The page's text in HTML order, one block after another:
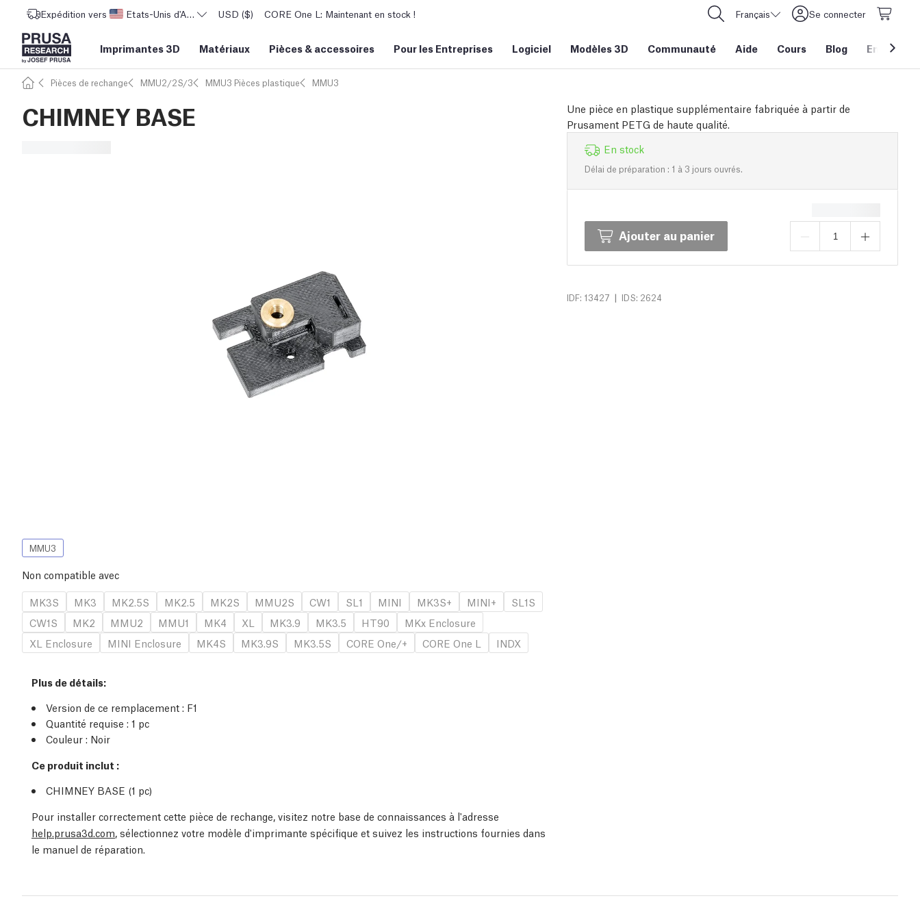
Expédition vers Etats-Unis d'AmériqueUSD ($) CORE One L: Maintenant en stock ! Français Se connecter
Imprimantes 3D Matériaux Pièces & accessoires Pour les Entreprises Logiciel Modèles 3D Communauté Aide Cours Blog Entreprise
Pièces de rechange MMU2/2S/3 MMU3 Pièces plastique MMU3
CHIMNEY BASE
Une pièce en plastique supplémentaire fabriquée à partir de
Prusament PETG de haute qualité.
En stock
Délai de préparation : 1 à 3 jours ouvrés.
Ajouter au panier
IDF: 13427 | IDS: 2624
MMU3
Non compatible avec
MK3S
MK3 MK2.5S MK2.5 MK2S MMU2S CW1 SL1 MINI MK3S+ MINI+
SL1S
CW1S
MK2 MMU2 MMU1 MK4 XL MK3.9 MK3.5 HT90
MKx Enclosure
XL Enclosure
MINI Enclosure MK4S MK3.9S MK3.5S CORE One/+ CORE One L INDX
Plus de détails:
Version de ce remplacement : F1
Quantité requise : 1 pc
Couleur : Noir
Ce produit inclut :
CHIMNEY BASE (1 pc)
Pour installer correctement cette pièce de rechange, visitez notre base de connaissances à l'adresse
help.prusa3d.com, sélectionnez votre modèle d'imprimante spécifique et suivez les instructions fournies dans
le manuel de réparation.